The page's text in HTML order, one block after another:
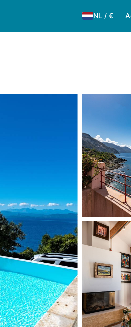
NL / €